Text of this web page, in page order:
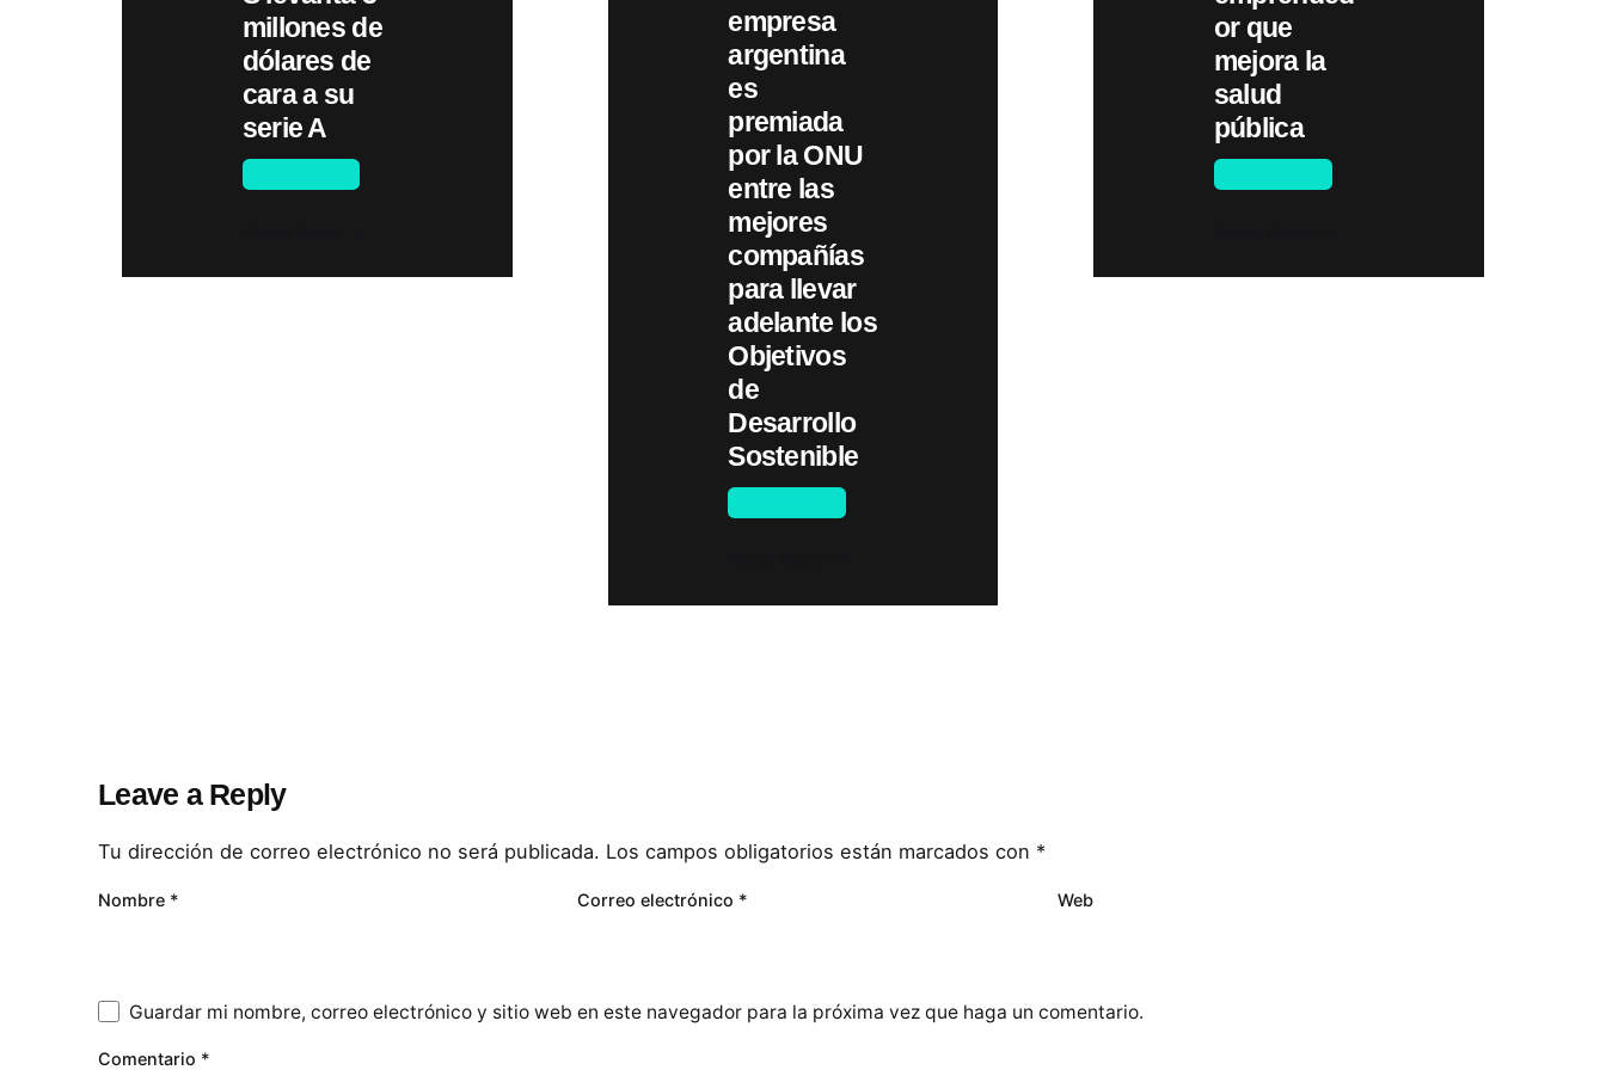
millones de
dólares de
cara a su
serie A
empresa
argentina
es
premiada
por la ONU
entre las
mejores
compañías
para llevar
adelante los
Objetivos
de
Desarrollo
Sostenible
or que
mejora la
salud
pública
Leave a Reply
Tu dirección de correo electrónico no será publicada. Los campos obligatorios están marcados con *
Nombre * Correo electrónico * Web
Guardar mi nombre, correo electrónico y sitio web en este navegador para la próxima vez que haga un comentario.
Comentario *